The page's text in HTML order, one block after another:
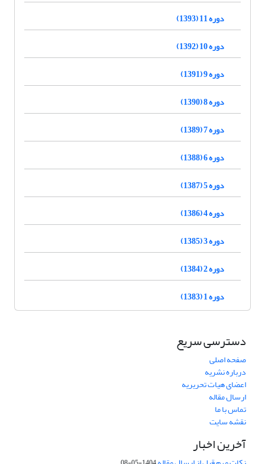
دوره 11 (1393)
دوره 10 (1392)
دوره 9 (1391)
دوره 8 (1390)
دوره 7 (1389)
دوره 6 (1388)
دوره 5 (1387)
دوره 4 (1386)
دوره 3 (1385)
دوره 2 (1384)
دوره 1 (1383)
دسترسی سریع
صفحه اصلی
درباره نشریه
اعضای هیات تحریریه
ارسال مقاله
تماس با ما
نقشه سایت
آخرین اخبار